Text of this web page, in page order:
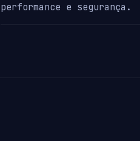
performance e segurança.